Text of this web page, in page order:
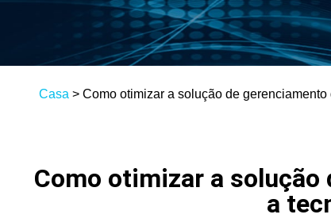
Casa > Como otimizar a solução de
Como otimizar a
a